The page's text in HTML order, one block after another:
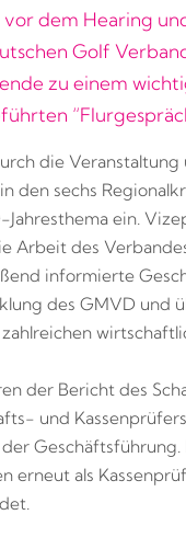
dem Hearing
Golf
zu einem
die
den sechs
ein.
Arbeit des
informierte
des GMVD und
der Bericht des
und
erneut als